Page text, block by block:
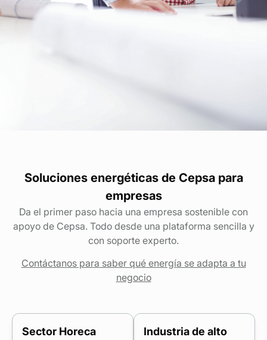
Soluciones energéticas de Cepsa para
empresas
Da el primer paso hacia una empresa sostenible con
apoyo de Cepsa. Todo desde una plataforma sencilla y
con soporte experto.
Contáctanos para saber qué energía se adapta a tu
negocio
Sector Horeca
Industria de alto